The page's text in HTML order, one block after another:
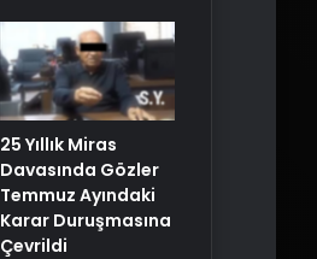
25 Yıllık Miras
Davasında Gözler
Temmuz Ayındaki
Karar Duruşmasına
Çevrildi